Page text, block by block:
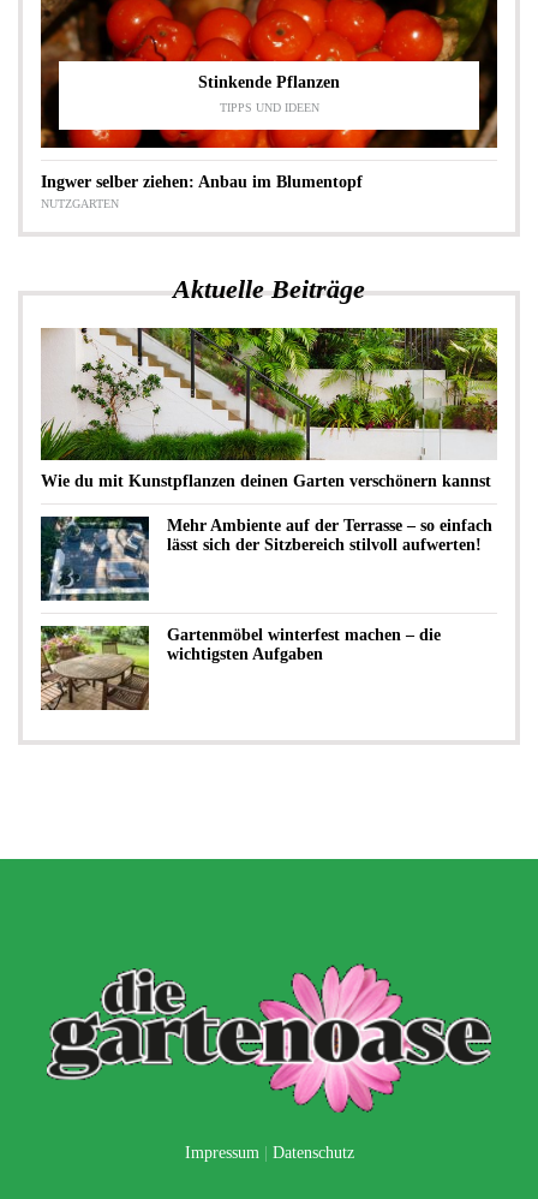
Stinkende Pflanzen
TIPPS UND IDEEN
Ingwer selber ziehen: Anbau im Blumentopf
NUTZGARTEN
Aktuelle Beiträge
Wie du mit Kunstpflanzen deinen Garten verschönern kannst
Mehr Ambiente auf der Terrasse – so einfach
lässt sich der Sitzbereich stilvoll aufwerten!
Gartenmöbel winterfest machen – die
wichtigsten Aufgaben
Impressum Datenschutz